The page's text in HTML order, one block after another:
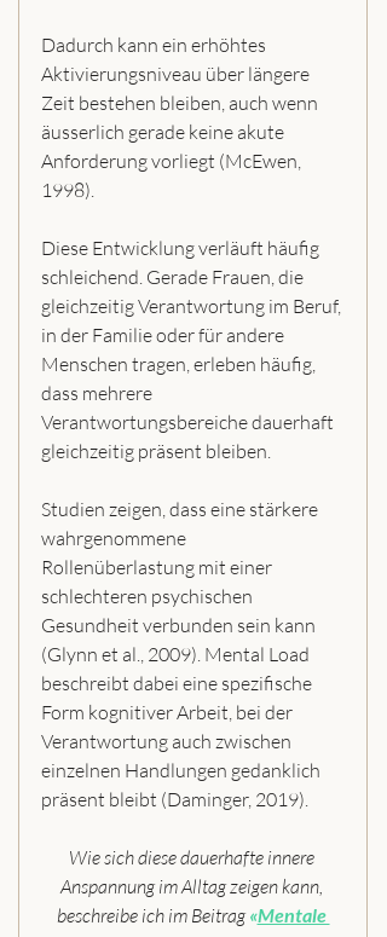
Dadurch kann ein erhöhtes
Aktivierungsniveau über längere
Zeit bestehen bleiben, auch wenn
äusserlich gerade keine akute
Anforderung vorliegt (McEwen,
1998).
Diese Entwicklung verläuft häufig
schleichend. Gerade Frauen, die
gleichzeitig Verantwortung im Beruf,
in der Familie oder für andere
Menschen tragen, erleben häufig,
dass mehrere
Verantwortungsbereiche dauerhaft
gleichzeitig präsent bleiben.
Studien zeigen, dass eine stärkere
wahrgenommene
Rollenüberlastung mit einer
schlechteren psychischen
Gesundheit verbunden sein kann
(Glynn et al., 2009). Mental Load
beschreibt dabei eine spezifische
Form kognitiver Arbeit, bei der
Verantwortung auch zwischen
einzelnen Handlungen gedanklich
präsent bleibt (Daminger, 2019).
Wie sich diese dauerhafte innere
Anspannung im Alltag zeigen kann,
beschreibe ich im Beitrag «Mentale